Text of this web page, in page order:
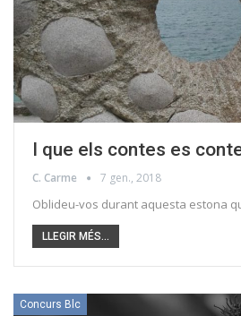
I que els contes es
C. Carme 7 gen., 2018
Oblideu-vos durant aquesta estona
LLEGIR MÉS...
Concurs Blc